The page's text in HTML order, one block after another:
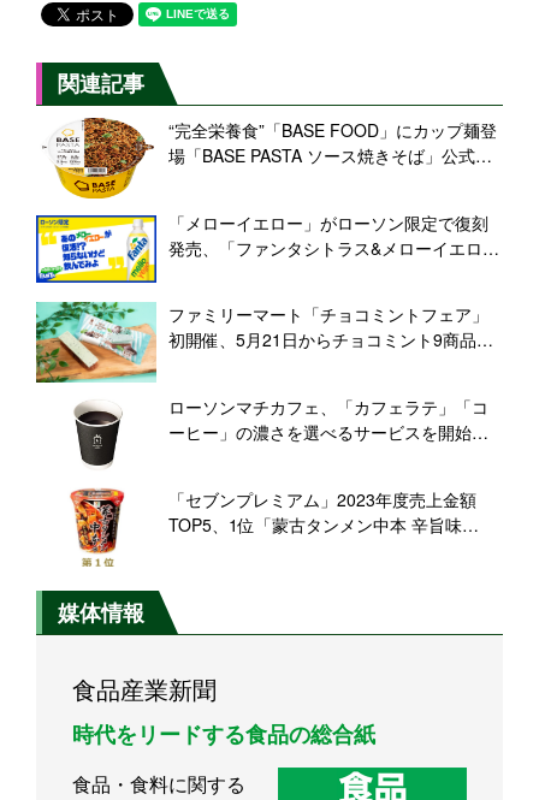
関連記事
“完全栄養食”「BASE FOOD」にカップ麺登
場「BASE PASTA ソース焼きそば」公式オ
「メローイエロー」がローソン限定で復刻
発売、「ファンタシトラス&メローイエロ
ファミリーマート「チョコミントフェア」
初開催、5月21日からチョコミント9商品を
ローソンマチカフェ、「カフェラテ」「コ
ーヒー」の濃さを選べるサービスを開始、
みを選べる
「セブンプレミアム」2023年度売上金額
TOP5、1位「蒙古タンメン中本 辛旨味
媒体情報
食品産業新聞
時代をリードする食品の総合紙
食品・食料に関する